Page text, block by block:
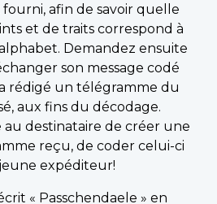
afin de savoir quelle
et de traits correspond à
Demandez ensuite
son message codé
rédigé un télégramme du
aux fins du décodage.
destinataire de créer une
reçu, de coder celui-ci
expéditeur!
« Passchendaele » en